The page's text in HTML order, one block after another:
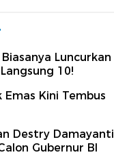
Luncurkan
10!
Emas Kini Tembus
Destry Damayanti
Gubernur BI